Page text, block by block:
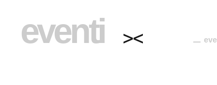
eventi